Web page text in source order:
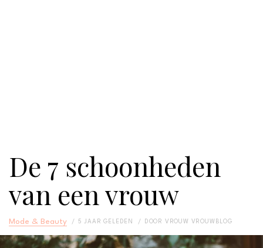
De 7 schoonheden
van een vrouw
Mode & Beauty 5 JAAR GELEDEN DOOR VROUW VROUWBLOG